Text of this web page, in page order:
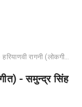
रागनी (लोकगीत) - समुन्द्र सिंह पंवार
- समुन्द्र सिंह